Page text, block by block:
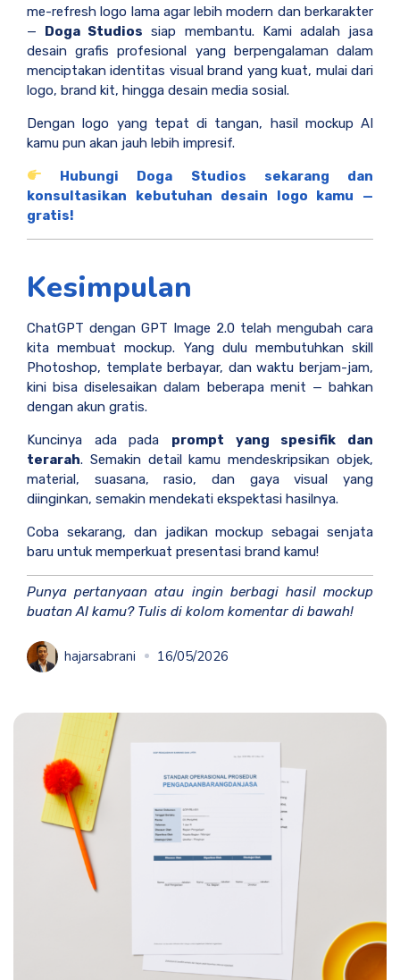
me-refresh logo lama agar lebih modern dan berkarakter
— Doga Studios siap membantu. Kami adalah jasa
desain grafis profesional yang berpengalaman dalam
menciptakan identitas visual brand yang kuat, mulai dari
logo, brand kit, hingga desain media sosial.
Dengan logo yang tepat di tangan, hasil mockup AI
kamu pun akan jauh lebih impresif.
Hubungi Doga Studios sekarang dan
konsultasikan kebutuhan desain logo kamu —
gratis!
Kesimpulan
ChatGPT dengan GPT Image 2.0 telah mengubah cara
kita membuat mockup. Yang dulu membutuhkan skill
Photoshop, template berbayar, dan waktu berjam-jam,
kini bisa diselesaikan dalam beberapa menit — bahkan
dengan akun gratis.
Kuncinya ada pada prompt yang spesifik dan
terarah. Semakin detail kamu mendeskripsikan objek,
material, suasana, rasio, dan gaya visual yang
diinginkan, semakin mendekati ekspektasi hasilnya.
Coba sekarang, dan jadikan mockup sebagai senjata
baru untuk memperkuat presentasi brand kamu!
Punya pertanyaan atau ingin berbagi hasil mockup
buatan AI kamu? Tulis di kolom komentar di bawah!
hajarsabrani 16/05/2026